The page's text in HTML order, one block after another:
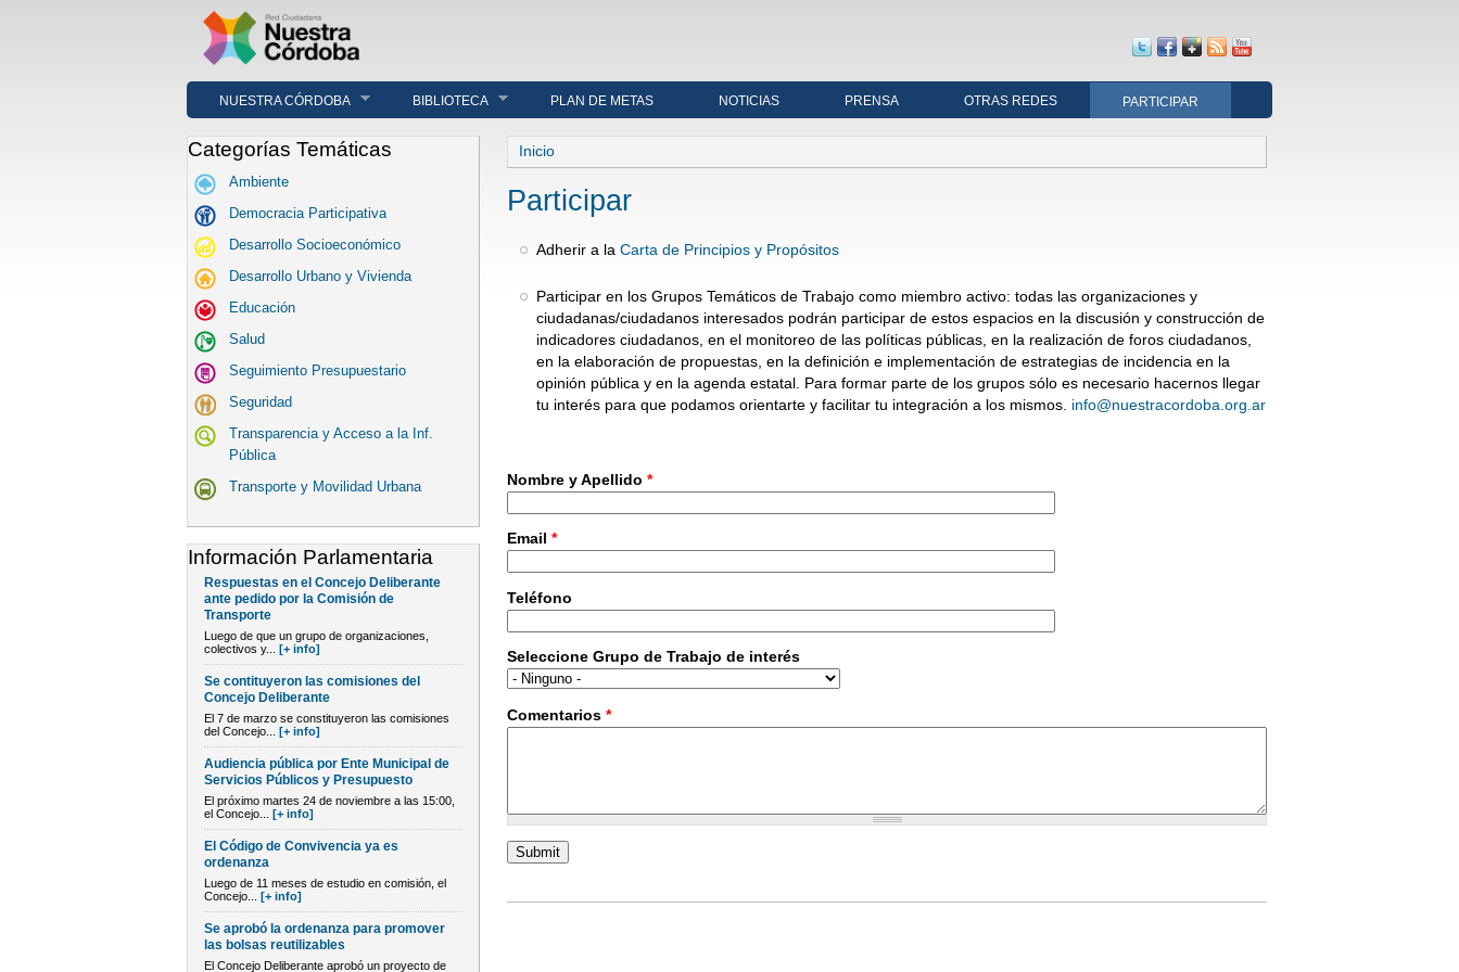
NUESTRA CÓRDOBA BIBLIOTECA PLAN DE METAS NOTICIAS PRENSA OTRAS REDES PARTICIPAR
Categorías Temáticas
Ambiente
Democracia Participativa
Desarrollo Socioeconómico
Desarrollo Urbano y Vivienda
Educación
Salud
Seguimiento Presupuestario
Seguridad
Transparencia y Acceso a la Inf.
Pública
Transporte y Movilidad Urbana
Información Parlamentaria
Respuestas en el Concejo Deliberante
ante pedido por la Comisión de
Transporte
Luego de que un grupo de organizaciones,
colectivos y... [+ info]
Se contituyeron las comisiones del
Concejo Deliberante
El 7 de marzo se constituyeron las comisiones
del Concejo... [+ info]
Audiencia pública por Ente Municipal de
Servicios Públicos y Presupuesto
El próximo martes 24 de noviembre a las 15:00,
el Concejo... [+ info]
El Código de Convivencia ya es
ordenanza
Luego de 11 meses de estudio en comisión, el
Concejo... [+ info]
Se aprobó la ordenanza para promover
las bolsas reutilizables
El Concejo Deliberante aprobó un proyecto de
Se encuentra usted aquí
Inicio
Participar
Adherir a laCarta de Principios y Propósitos
Participar en los Grupos Temáticos de Trabajo como miembro activo: todas las organizaciones y
ciudadanas/ciudadanos interesados podrán participar de estos espacios en la discusión y construcción de
indicadores ciudadanos, en el monitoreo de las políticas públicas, en la realización de foros ciudadanos,
en la elaboración de propuestas, en la definición e implementación de estrategias de incidencia en la
opinión pública y en la agenda estatal. Para formar parte de los grupos sólo es necesario hacernos llegar
tu interés para que podamos orientarte y facilitar tu integración a los mismos. info@nuestracordoba.org.ar
Nombre y Apellido *
Email *
Teléfono
Seleccione Grupo de Trabajo de interés
Comentarios *